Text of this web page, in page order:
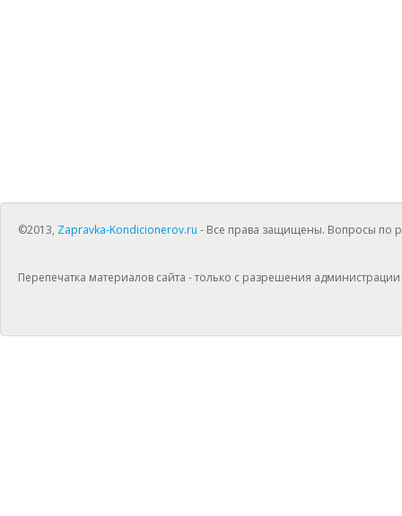
©2013, Zapravka-Kondicionerov.ru - Все права защищены. Вопросы по
Перепечатка материалов сайта - только с разрешения